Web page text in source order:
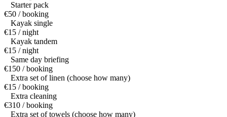
Starter pack
€50 / booking
Kayak single
€15 / night
Kayak tandem
€15 / night
Same day briefing
€150 / booking
Extra set of linen (choose how many)
€15 / booking
Extra cleaning
€310 / booking
Extra set of towels (choose how many)